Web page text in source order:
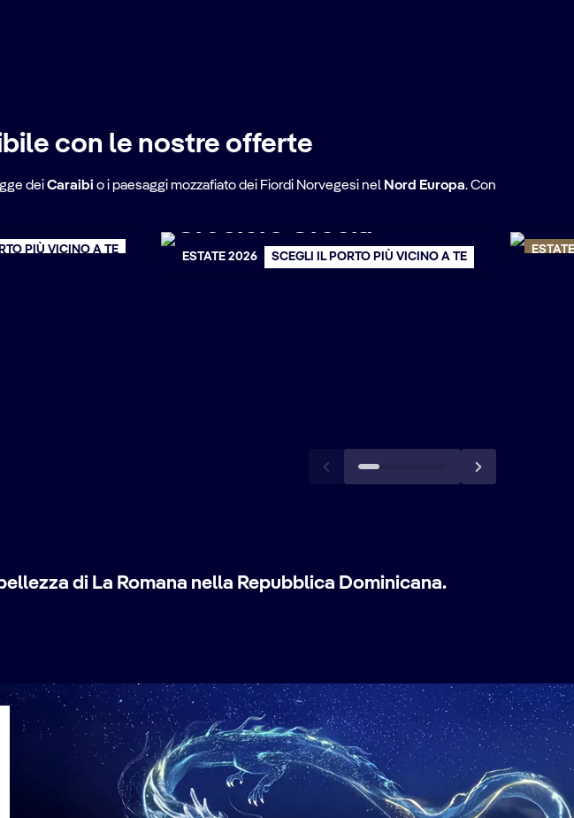
con le nostre offerte
deiCaraibi o i paesaggi mozzafiato dei Fiordi Norvegesi nel Nord Europa. Con
PIÙ VICINO A TE
e
ESTATE 2026 SCEGLI IL PORTO PIÙ VICINO A TE
Crociere Grecia
di La Romana nella Repubblica Dominicana.